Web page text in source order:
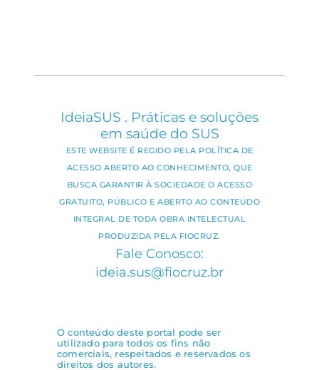
IdeiaSUS . Práticas e soluções
em saúde do SUS
ESTE WEBSITE É REGIDO PELA POLÍTICA DE
ACESSO ABERTO AO CONHECIMENTO, QUE
BUSCA GARANTIR À SOCIEDADE O ACESSO
GRATUITO, PÚBLICO E ABERTO AO CONTEÚDO
INTEGRAL DE TODA OBRA INTELECTUAL
PRODUZIDA PELA FIOCRUZ.
Fale Conosco:
ideia.sus@fiocruz.br
O conteúdo deste portal pode ser
utilizado para todos os fins não
comerciais, respeitados e reservados os
direitos dos autores.